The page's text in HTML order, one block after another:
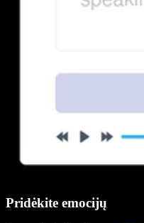
Pridėkite emocijų